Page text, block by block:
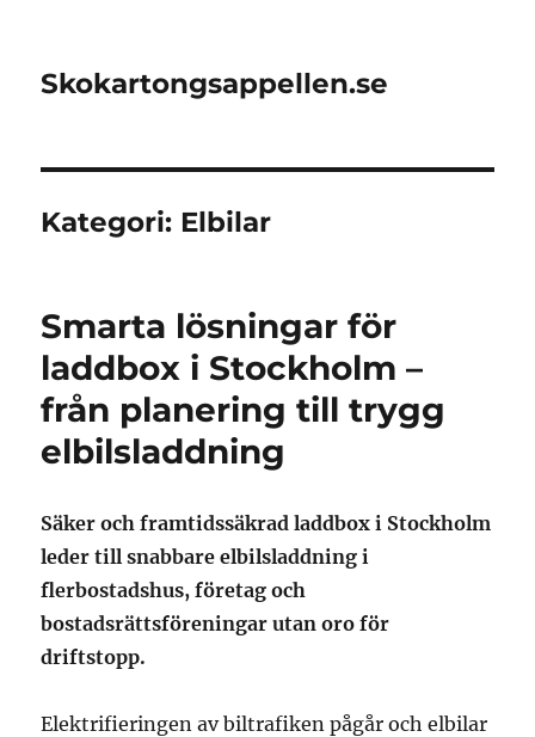
Skokartongsappellen.se
Kategori: Elbilar
Smarta lösningar för
laddbox i Stockholm –
från planering till trygg
elbilsladdning
Säker och framtidssäkrad laddbox i Stockholm
leder till snabbare elbilsladdning i
flerbostadshus, företag och
bostadsrättsföreningar utan oro för
driftstopp.
Elektrifieringen av biltrafiken pågår och elbilar